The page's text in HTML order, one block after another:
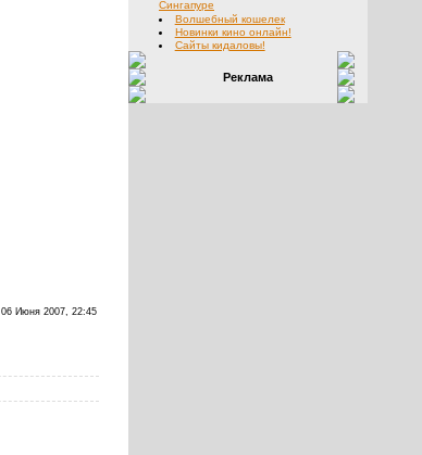
06 Июня 2007, 22:45
Сингапуре
Волшебный кошелек
Новинки кино онлайн!
Сайты кидаловы!
Реклама